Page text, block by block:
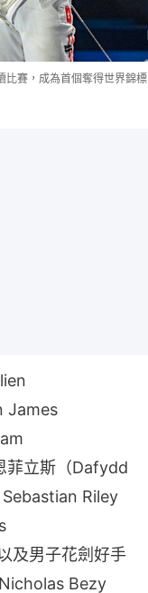
賽，成為首個奪得世界錦標
James
菲立斯（Dafydd
Riley
及男子花劍好手
Bezy